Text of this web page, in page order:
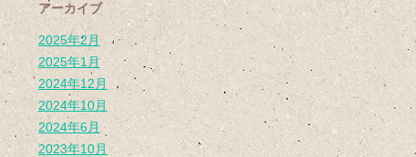
アーカイブ
2025年2月
2025年1月
2024年12月
2024年10月
2024年6月
2023年10月